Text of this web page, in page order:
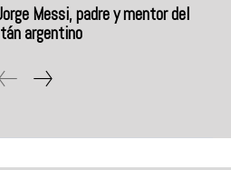
Messi, padre y mentor del
argentino